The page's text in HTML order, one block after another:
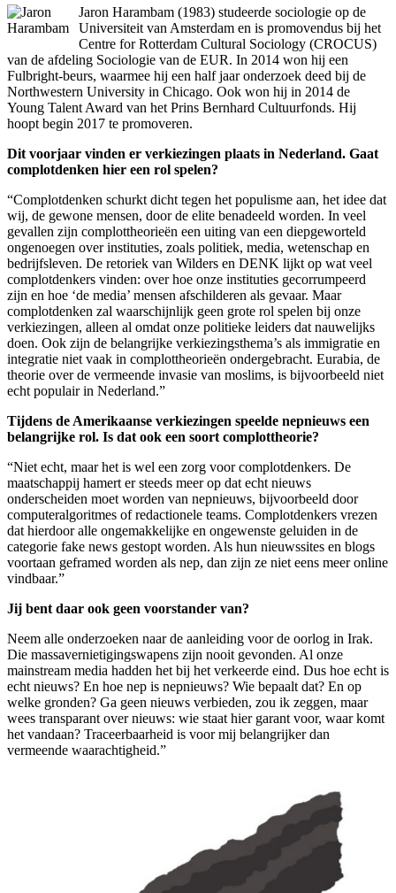
Jaron Harambam (1983) studeerde sociologie op de
Universiteit van Amsterdam en is promovendus bij het
Centre for Rotterdam Cultural Sociology (CROCUS)
van de afdeling Sociologie van de EUR. In 2014 won hij een
Fulbright-beurs, waarmee hij een half jaar onderzoek deed bij de
Northwestern University in Chicago. Ook won hij in 2014 de
Young Talent Award van het Prins Bernhard Cultuurfonds. Hij
hoopt begin 2017 te promoveren.
Dit voorjaar vinden er verkiezingen plaats in Nederland. Gaat
complotdenken hier een rol spelen?
“Complotdenken schurkt dicht tegen het populisme aan, het idee dat
wij, de gewone mensen, door de elite benadeeld worden. In veel
gevallen zijn complottheorieën een uiting van een diepgeworteld
ongenoegen over instituties, zoals politiek, media, wetenschap en
bedrijfsleven. De retoriek van Wilders en DENK lijkt op wat veel
complotdenkers vinden: over hoe onze instituties gecorrumpeerd
zijn en hoe ‘de media’ mensen afschilderen als gevaar. Maar
complotdenken zal waarschijnlijk geen grote rol spelen bij onze
verkiezingen, alleen al omdat onze politieke leiders dat nauwelijks
doen. Ook zijn de belangrijke verkiezingsthema’s als immigratie en
integratie niet vaak in complottheorieën ondergebracht. Eurabia, de
theorie over de vermeende invasie van moslims, is bijvoorbeeld niet
echt populair in Nederland.”
Tijdens de Amerikaanse verkiezingen speelde nepnieuws een
belangrijke rol. Is dat ook een soort complottheorie?
“Niet echt, maar het is wel een zorg voor complotdenkers. De
maatschappij hamert er steeds meer op dat echt nieuws
onderscheiden moet worden van nepnieuws, bijvoorbeeld door
computeralgoritmes of redactionele teams. Complotdenkers vrezen
dat hierdoor alle ongemakkelijke en ongewenste geluiden in de
categorie fake news gestopt worden. Als hun nieuwssites en blogs
voortaan geframed worden als nep, dan zijn ze niet eens meer online
vindbaar.”
Jij bent daar ook geen voorstander van?
Neem alle onderzoeken naar de aanleiding voor de oorlog in Irak.
Die massavernietigingswapens zijn nooit gevonden. Al onze
mainstream media hadden het bij het verkeerde eind. Dus hoe echt is
echt nieuws? En hoe nep is nepnieuws? Wie bepaalt dat? En op
welke gronden? Ga geen nieuws verbieden, zou ik zeggen, maar
wees transparant over nieuws: wie staat hier garant voor, waar komt
het vandaan? Traceerbaarheid is voor mij belangrijker dan
vermeende waarachtigheid.”